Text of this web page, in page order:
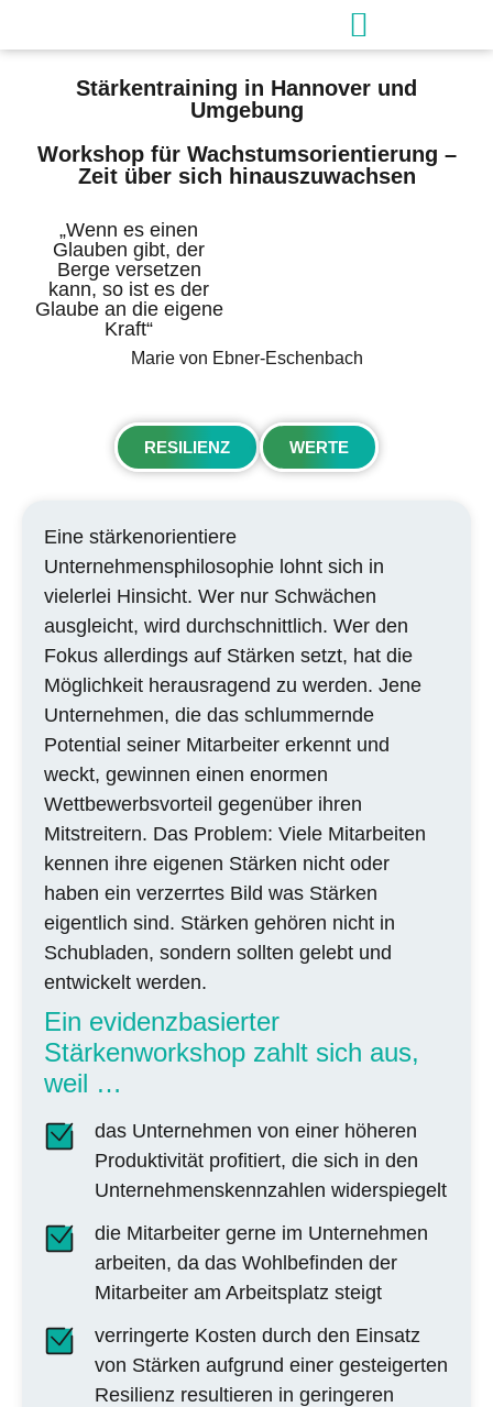
Stärkentraining in Hannover und
Umgebung
Workshop für Wachstumsorientierung –
Zeit über sich hinauszuwachsen
„Wenn es einen
Glauben gibt, der
Berge versetzen
kann, so ist es der
Glaube an die eigene
Kraft“
Marie von Ebner-Eschenbach
RESILIENZ WERTE
Eine stärkenorientiere
Unternehmensphilosophie lohnt sich in
vielerlei Hinsicht. Wer nur Schwächen
ausgleicht, wird durchschnittlich. Wer den
Fokus allerdings auf Stärken setzt, hat die
Möglichkeit herausragend zu werden. Jene
Unternehmen, die das schlummernde
Potential seiner Mitarbeiter erkennt und
weckt, gewinnen einen enormen
Wettbewerbsvorteil gegenüber ihren
Mitstreitern. Das Problem: Viele Mitarbeiten
kennen ihre eigenen Stärken nicht oder
haben ein verzerrtes Bild was Stärken
eigentlich sind. Stärken gehören nicht in
Schubladen, sondern sollten gelebt und
entwickelt werden.
Ein evidenzbasierter
Stärkenworkshop zahlt sich aus,
weil …
das Unternehmen von einer höheren
Produktivität profitiert, die sich in den
Unternehmenskennzahlen widerspiegelt
die Mitarbeiter gerne im Unternehmen
arbeiten, da das Wohlbefinden der
Mitarbeiter am Arbeitsplatz steigt
verringerte Kosten durch den Einsatz
von Stärken aufgrund einer gesteigerten
Resilienz resultieren in geringeren